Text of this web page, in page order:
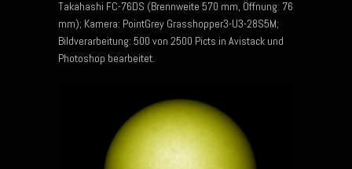
Takahashi FC-76DS (Brennweite 570 mm, Öffnung: 76
mm); Kamera: PointGrey Grasshopper3-U3-28S5M;
Bildverarbeitung: 500 von 2500 Picts in Avistack und
Photoshop bearbeitet.